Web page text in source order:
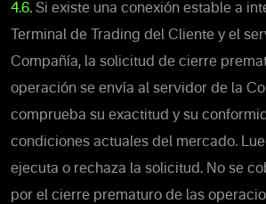
4.6. Si existe una conexión estable a
Terminal de Trading del Cliente y el
Compañía, la solicitud de cierre
operación se envía al servidor de la
comprueba su exactitud y su
condiciones actuales del mercado.
ejecuta o rechaza la solicitud. No se
por el cierre prematuro de las